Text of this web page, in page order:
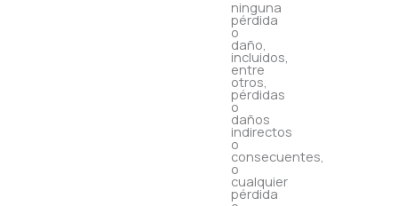
ninguna
pérdida
o
daño,
incluidos,
entre
otros,
pérdidas
o
daños
indirectos
o
consecuentes,
o
cualquier
pérdida